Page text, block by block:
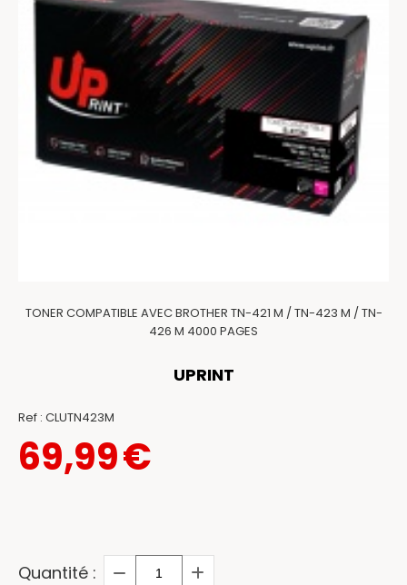
TONER COMPATIBLE AVEC BROTHER TN-421 M / TN-423 M / TN-
426 M 4000 PAGES
UPRINT
Ref : CLUTN423M
69,99€
Quantité :